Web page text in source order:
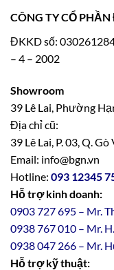
CÔNG TY CỔ
ĐKKD số:
– 4 – 2002
Showroom
39 Lê Lai, Phường
Địa chỉ cũ:
39 Lê Lai, P. 03, Q.
Email: info@bgn.vn
Hotline: 093 12345
Hỗ trợ kinh doanh:
0903 727 695 – Mr.
0938 767 010 – Mr.
0938 047 266 – Mr.
Hỗ trợ kỹ thuật: